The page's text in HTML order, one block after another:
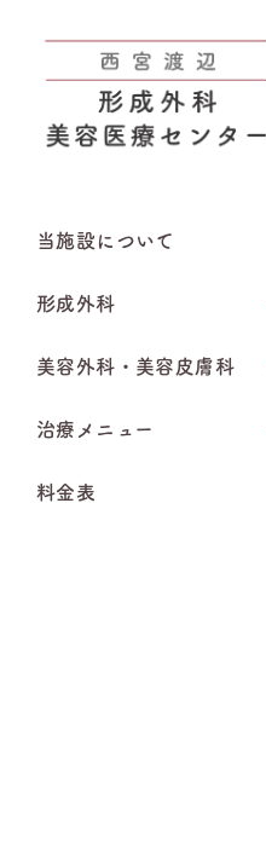
当施設について
形成外科
美容外科・美容皮膚科
治療メニュー
料金表